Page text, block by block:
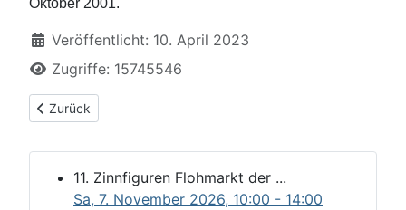
Oktober 2001.
Details
Veröffentlicht: 10. April 2023
Zugriffe: 15745546
Vorheriger Beitrag: Fritz Menz Biografie
Zurück
11. Zinnfiguren Flohmarkt der ...
Sa, 7. November 2026, 10:00 - 14:00